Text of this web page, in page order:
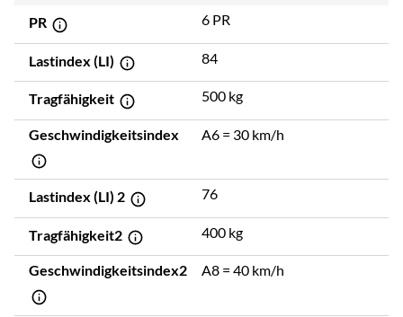
PR 6 PR
Lastindex (LI) 84
Tragfähigkeit 500 kg
Geschwindigkeitsindex A6 = 30 km/h
Lastindex (LI) 2 76
Tragfähigkeit2 400 kg
Geschwindigkeitsindex2 A8 = 40 km/h